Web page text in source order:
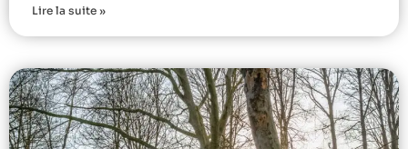
Lire la suite »